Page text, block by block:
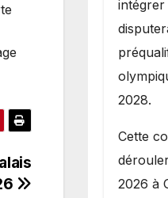
2028.
Cette
2026 à